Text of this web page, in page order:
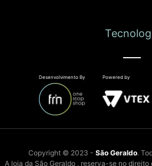
Desenvolvimento By Powered by
Copyright © 2023 - São Geraldo.
A loja da São Geraldo , reserva-se no